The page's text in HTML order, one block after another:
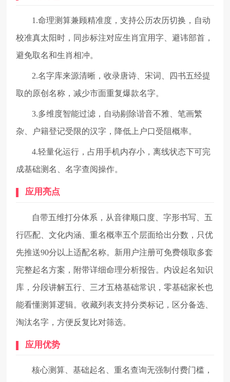
1.命理测算兼顾精准度，支持公历农历切换，自动
校准真太阳时，同步标注对应生肖宜用字、避讳部首，
避免取名和生肖相冲。
2.名字库来源清晰，收录唐诗、宋词、四书五经提
取的原创名称，减少市面重复爆款名字。
3.多维度智能过滤，自动剔除谐音不雅、笔画繁
杂、户籍登记受限的汉字，降低上户口受阻概率。
4.轻量化运行，占用手机内存小，离线状态下可完
成基础测名、名字查阅操作。
应用亮点
自带五维打分体系，从音律顺口度、字形书写、五
行匹配、文化内涵、重名概率五个层面给出分数，只优
先推送90分以上适配名称。新用户注册可免费领取多套
完整起名方案，附带详细命理分析报告。内设起名知识
库，分段讲解五行、三才五格基础常识，零基础家长也
能看懂测算逻辑。收藏列表支持分类标记，区分备选、
淘汰名字，方便反复比对筛选。
应用优势
核心测算、基础起名、重名查询无强制付费门槛，